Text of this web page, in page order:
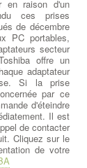
en raison d'un
ces prises
de décembre
PC portables,
secteur
offre un
adaptateur
Si la prise
par ce
d'éteindre
Il est
de contacter
Cliquez sur le
de votre